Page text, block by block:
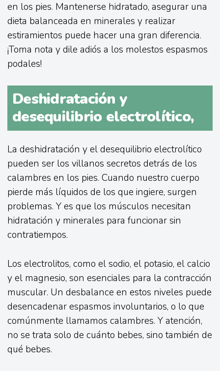
en los pies. Mantenerse hidratado, asegurar una
dieta balanceada en minerales y realizar
estiramientos puede hacer una gran diferencia.
¡Toma nota y dile adiós a los molestos espasmos
podales!
Deshidratación y
desequilibrio electrolítico,
La deshidratación y el desequilibrio electrolítico
pueden ser los villanos secretos detrás de los
calambres en los pies. Cuando nuestro cuerpo
pierde más líquidos de los que ingiere, surgen
problemas. Y es que los músculos necesitan
hidratación y minerales para funcionar sin
contratiempos.
Los electrolitos, como el sodio, el potasio, el calcio
y el magnesio, son esenciales para la contracción
muscular. Un desbalance en estos niveles puede
desencadenar espasmos involuntarios, o lo que
comúnmente llamamos calambres. Y atención,
no se trata solo de cuánto bebes, sino también de
qué bebes.